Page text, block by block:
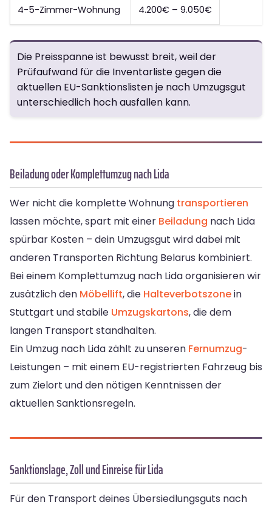
4-5-Zimmer-Wohnung 4.200€ – 9.050€
Die Preisspanne ist bewusst breit, weil der
Prüfaufwand für die Inventarliste gegen die
aktuellen EU-Sanktionslisten je nach Umzugsgut
unterschiedlich hoch ausfallen kann.
Beiladung oder Komplettumzug nach Lida
Wer nicht die komplette Wohnung transportieren
lassen möchte, spart mit einer Beiladung nach Lida
spürbar Kosten – dein Umzugsgut wird dabei mit
anderen Transporten Richtung Belarus kombiniert.
Bei einem Komplettumzug nach Lida organisieren wir
zusätzlich den Möbellift, die Halteverbotszonein
Stuttgart und stabile Umzugskartons, die dem
langen Transport standhalten.
Ein Umzug nach Lida zählt zu unseren Fernumzug-
Leistungen – mit einem EU-registrierten Fahrzeug bis
zum Zielort und den nötigen Kenntnissen der
aktuellen Sanktionsregeln.
Sanktionslage, Zoll und Einreise für Lida
Für den Transport deines Übersiedlungsguts nach